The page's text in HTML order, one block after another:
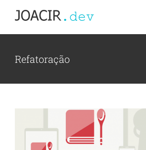
o
RefatoraçãoRefatoração de código na